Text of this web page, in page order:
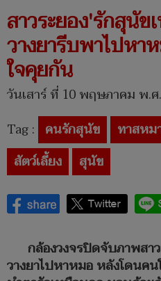
สาวระยอง'รักสุนั
วางยารีบพาไปห
ใจคุยกัน
วันเสาร์ ที่ 10 พฤษภาคม พ.ศ
Tag : คนรักสุนัข ทาสหม
สัตว์เลี้ยง
สุนัข
กล้องวงจรปิดจับภาพสา
วางยาไปหาหมอ หลังโดนคน